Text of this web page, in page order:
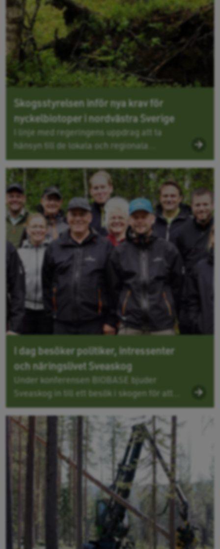
Skogsstyrelsen inför nya krav för
nyckelbiotoper i nordvästra Sverige
I linje med regeringens uppdrag att ta
hänsyn till de lokala och regionala...
I dag besöker politiker, intressenter
och näringslivet Sveaskog
Under konferensen BIOBASE bjuder
Sveaskog in till ett besök i skogen för att...